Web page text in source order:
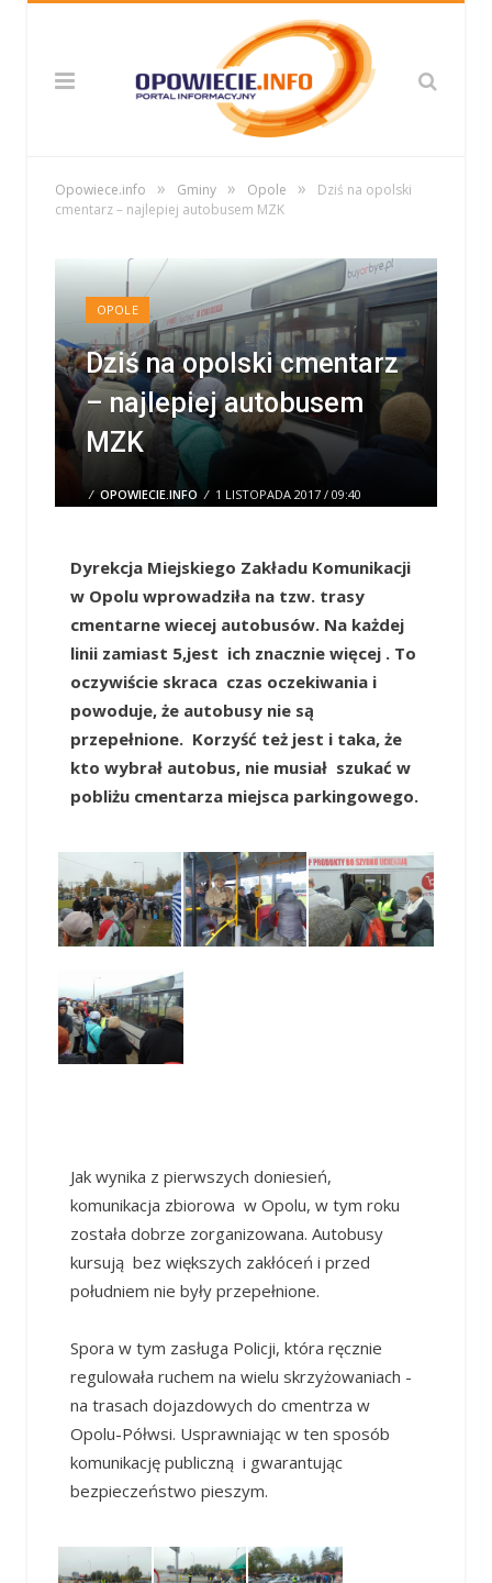
Opowiece.info » Gminy » Opole »
Dziś na opolski
cmentarz – najlepiej autobusem MZK
OPOLE
Dziś na opolski cmentarz
– najlepiej autobusem
MZK
/ OPOWIECIE.INFO / 1 LISTOPADA 2017 / 09:40
0 COMMENTS
Dyrekcja Miejskiego Zakładu Komunikacji
w Opolu wprowadziła na tzw. trasy
cmentarne wiecej autobusów. Na każdej
linii zamiast 5,jest ich znacznie więcej . To
oczywiście skraca czas oczekiwania i
powoduje, że autobusy nie są
przepełnione. Korzyść też jest i taka, że
kto wybrał autobus, nie musiał szukać w
pobliżu cmentarza miejsca parkingowego.
Jak wynika z pierwszych doniesień,
komunikacja zbiorowa w Opolu, w tym roku
została dobrze zorganizowana. Autobusy
kursują bez większych zakłóceń i przed
południem nie były przepełnione.
Spora w tym zasługa Policji, która ręcznie
regulowała ruchem na wielu skrzyżowaniach -
na trasach dojazdowych do cmentrza w
Opolu-Półwsi. Usprawniając w ten sposób
komunikację publiczną i gwarantując
bezpieczeństwo pieszym.